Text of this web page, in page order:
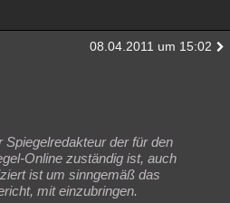
08.04.2011 um 15:02
der für den
Online zuständig ist, auch
ist um sinngemäß das
mit einzubringen.